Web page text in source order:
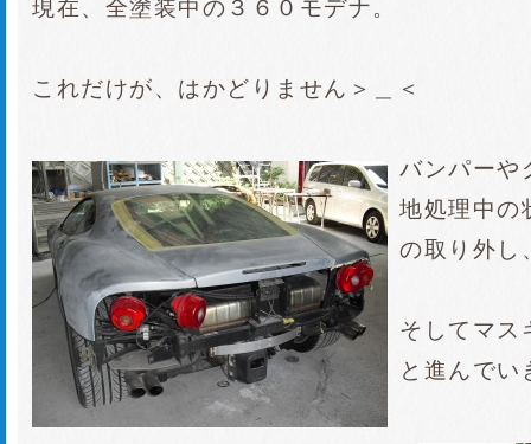
現在、全塗装中の３６０モデナ。
これだけが、はかどりません＞＿＜
バンパーや
地処理中の
の取り外し
そしてマス
と進んでい